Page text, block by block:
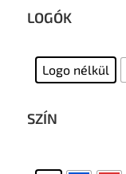
LOGÓK
Logo nélkül
SZÍN